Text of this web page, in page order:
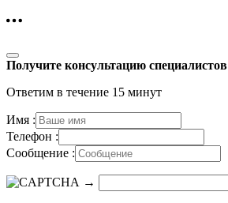
Получите консультацию специалистов
Ответим в течение 15 минут
Имя :
Телефон :
Сообщение :
→